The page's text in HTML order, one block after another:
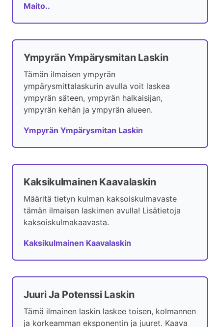
Maito..
Ympyrän Ympärysmitan Laskin
Tämän ilmaisen ympyrän
ympärysmittalaskurin avulla voit laskea
ympyrän säteen, ympyrän halkaisijan,
ympyrän kehän ja ympyrän alueen.
Ympyrän Ympärysmitan Laskin
Kaksikulmainen Kaavalaskin
Määritä tietyn kulman kaksoiskulmavaste
tämän ilmaisen laskimen avulla! Lisätietoja
kaksoiskulmakaavasta.
Kaksikulmainen Kaavalaskin
Juuri Ja Potenssi Laskin
Tämä ilmainen laskin laskee toisen, kolmannen
ja korkeamman eksponentin ja juuret. Kaava